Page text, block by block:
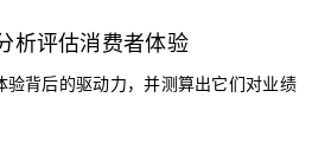
析评估消费者体验
验背后的驱动力，并测算出它们对业绩